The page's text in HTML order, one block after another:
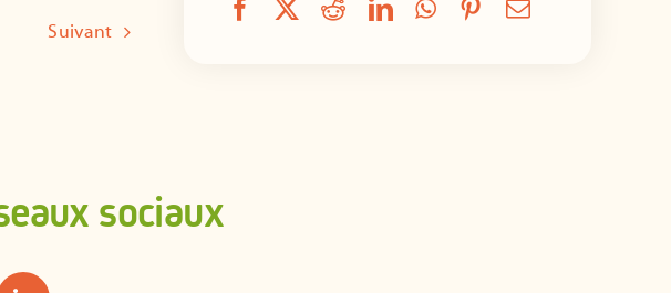
Suivant
sociaux